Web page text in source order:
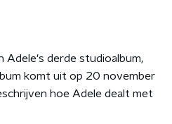
Adele's derde studioalbum,
komt uit op 20 november
hoe Adele dealt met